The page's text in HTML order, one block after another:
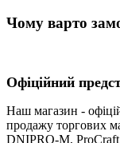
Чому варто
Офіційний
Наш магазин -
продажу торгових
DNIPRO-M,